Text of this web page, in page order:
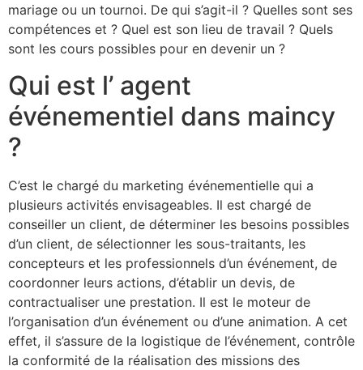
mariage ou un tournoi. De qui s’agit-il ? Quelles sont ses
compétences et ? Quel est son lieu de travail ? Quels
sont les cours possibles pour en devenir un ?
Qui est l’ agent
événementiel dans maincy
?
C’est le chargé du marketing événementielle qui a
plusieurs activités envisageables. Il est chargé de
conseiller un client, de déterminer les besoins possibles
d’un client, de sélectionner les sous-traitants, les
concepteurs et les professionnels d’un événement, de
coordonner leurs actions, d’établir un devis, de
contractualiser une prestation. Il est le moteur de
l’organisation d’un événement ou d’une animation. A cet
effet, il s’assure de la logistique de l’événement, contrôle
la conformité de la réalisation des missions des